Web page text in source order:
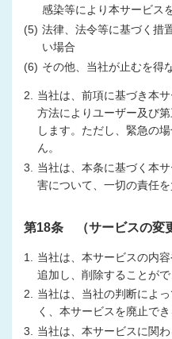
感染等により本サービス
(5) 法律、法令等に基づく措
い場合
(6) その他、当社が止むを得
2.
当社は、前項に基づき本
方法によりユーザー及び
します。ただし、緊急の
ん。
3.
当社は、本条に基づく本
害について、一切の責任を
第18条 （サービスの変
1.
当社は、本サービスの内
追加し、削除することがで
2. 当社は、当社の判断によ
く、本サービスを廃止でき
3. 当社は、本サービスに関